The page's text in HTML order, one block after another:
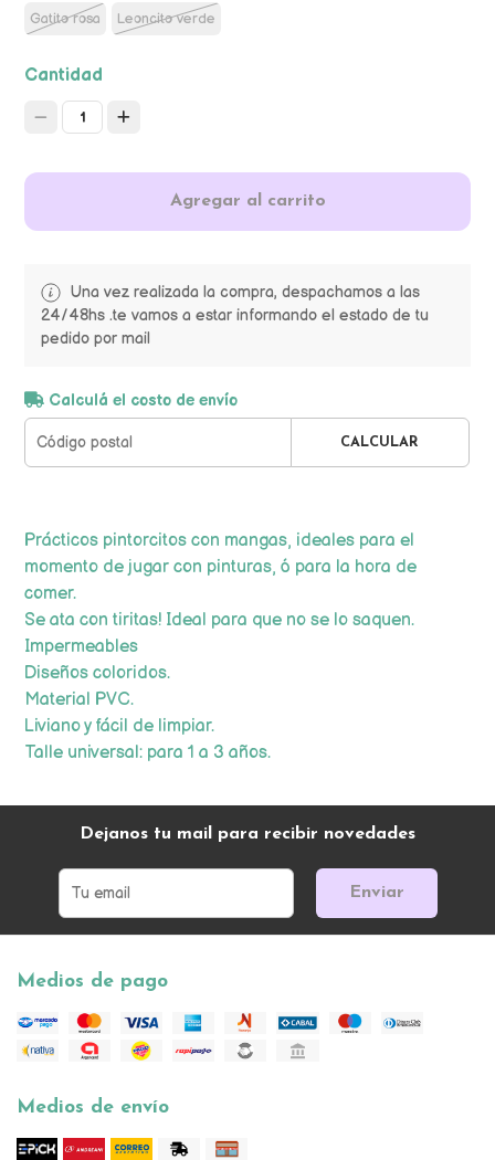
Gatito rosa Leoncito verde
Cantidad
1
Agregar al carrito
Una vez realizada la compra, despachamos a las
24/48hs .te vamos a estar informando el estado de tu
pedido por mail
Calculá el costo de envío
CALCULAR
Prácticos pintorcitos con mangas, ideales para el
momento de jugar con pinturas, ó para la hora de
comer.
Se ata con tiritas! Ideal para que no se lo saquen.
Impermeables
Diseños coloridos.
Material PVC.
Liviano y fácil de limpiar.
Talle universal: para 1 a 3 años.
Dejanos tu mail para recibir novedades
Enviar
Medios de pago
Medios de envío